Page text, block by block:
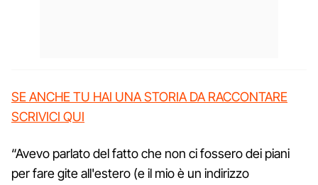
SE ANCHE TU HAI UNA STORIA DA RACCONTARE
SCRIVICI QUI
“Avevo parlato del fatto che non ci fossero dei piani
per fare gite all'estero (e il mio è un indirizzo